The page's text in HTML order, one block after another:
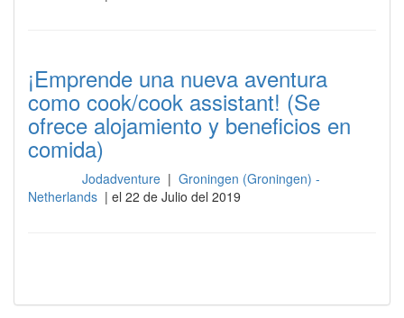
¡Emprende una nueva aventura
como cook/cook assistant! (Se
ofrece alojamiento y beneficios en
comida)
Jodadventure | Groningen (Groningen) -
Netherlands | el 22 de Julio del 2019